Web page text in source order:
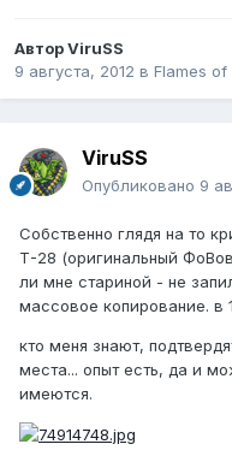
АвторViruSS
9 августа, 2012 в Flames of
ViruSS
Опубликовано 9
Собственно глядя на то
Т-28 (оригинальный
ли мне стариной - не
массовое копирование. в
кто меня знают,
места... опыт есть, да и
имеются.